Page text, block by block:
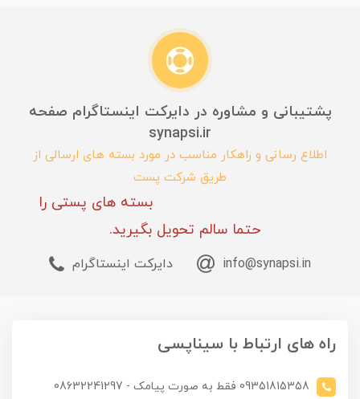
پشتیبانی و مشاوره در دایرکت اینستاگرام صفحه
synapsi.ir
اطلاع رسانی و راهکار مناسب در مورد بسته های ارسالی از
طریق شرکت پست
بسته های پستی را
حتما سالم تحویل بگیرید.
info@synapsi.in دایرکت اینستاگرام
راه های ارتباط با سیناپسی
09351815358 فقط به صورت پیامک - 08632241297